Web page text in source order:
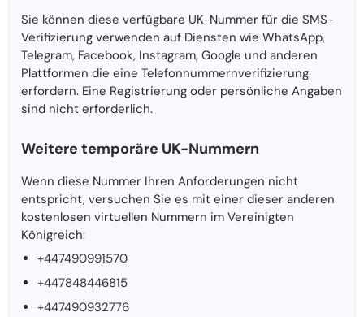
Sie können diese verfügbare UK-Nummer für die SMS-
Verifizierung verwenden auf Diensten wie WhatsApp,
Telegram, Facebook, Instagram, Google und anderen
Plattformen die eine Telefonnummernverifizierung
erfordern. Eine Registrierung oder persönliche Angaben
sind nicht erforderlich.
Weitere temporäre UK-Nummern
Wenn diese Nummer Ihren Anforderungen nicht
entspricht, versuchen Sie es mit einer dieser anderen
kostenlosen virtuellen Nummern im Vereinigten
Königreich:
+447490991570
+447848446815
+447490932776